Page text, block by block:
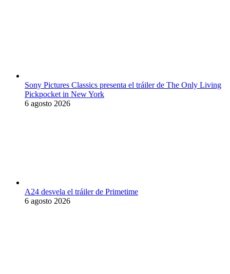
Sony Pictures Classics presenta el tráiler de The Only Living
Pickpocket in New York
6 agosto 2026
A24 desvela el tráiler de Primetime
6 agosto 2026